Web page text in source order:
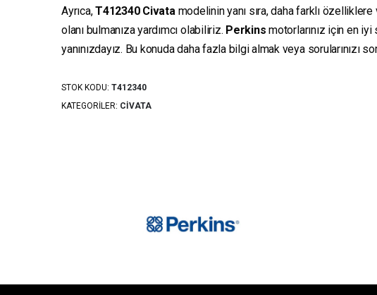
Ayrıca,T412340 Civata modelinin yanı sıra, daha farklı
olanı bulmanıza yardımcı olabiliriz. Perkins motorlarınız için en
yanınızdayız. Bu konuda daha fazla bilgi almak veya sorularınızı
STOK KODU: T412340
KATEGORILER: CIVATA